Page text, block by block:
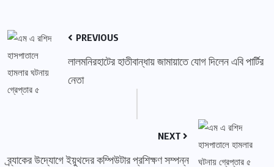
PREVIOUS
লালমনিরহাটের হাতীবান্ধায় জামায়াতে যোগ দিলেন এবি পার্টির
নেতা ‎
NEXT
ব্র্যাকের উদ্যোগে ইয়ুথদের কম্পিউটার প্রশিক্ষণ সম্পন্ন